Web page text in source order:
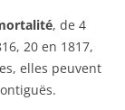
, de 4
20 en 1817,
elles peuvent